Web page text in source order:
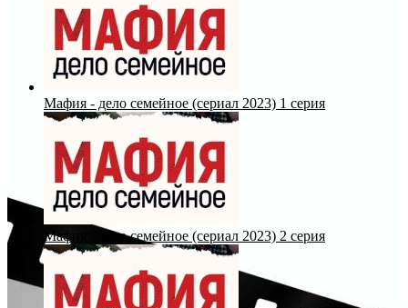
Мафия - дело семейное (сериал 2023) 1 серия
Мафия - дело семейное (сериал 2023) 2 серия